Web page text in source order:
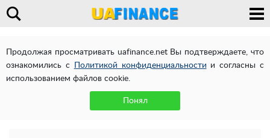
Продолжая просматривать uafinance.net Вы подтверждаете, что
ознакомились с
Политикой конфиденциальности и согласны с
использованием файлов cookie.
Понял